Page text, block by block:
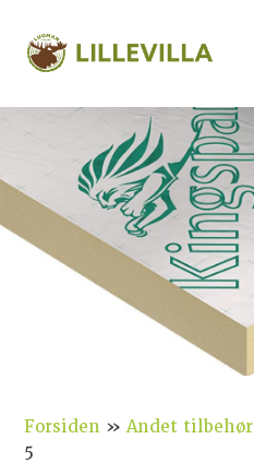
Forsiden »Andet tilbehør
5